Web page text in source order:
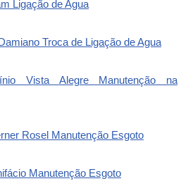
Ligação de Agua
Troca de Ligação de Agua
Vista Alegre Manutenção na
Rosel Manutenção Esgoto
Manutenção Esgoto